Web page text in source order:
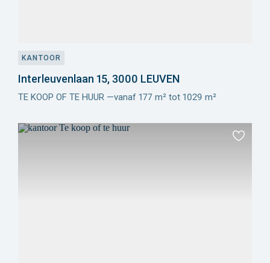
KANTOOR
Interleuvenlaan 15, 3000 LEUVEN
TE KOOP OF TE HUUR —vanaf 177 m² tot 1029 m²